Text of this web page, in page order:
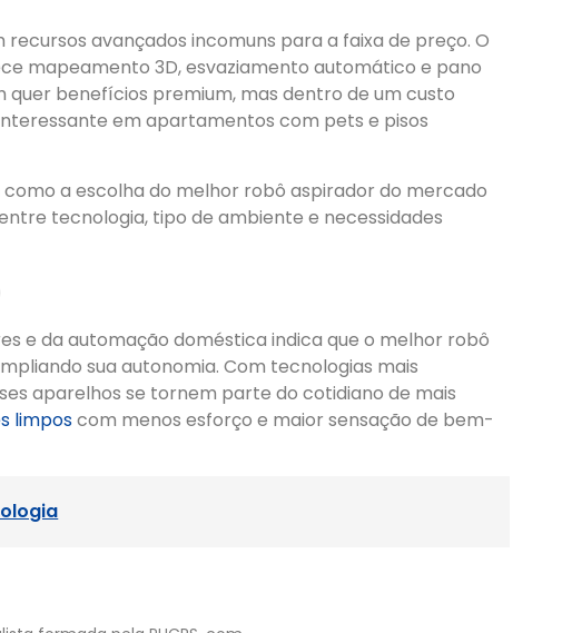
avançados incomuns para a faixa de preço. O
mapeamento 3D, esvaziamento automático e pano
quer benefícios premium, mas dentro de um custo
em apartamentos com pets e pisos
a escolha do melhor robô aspirador do mercado
tecnologia, tipo de ambiente e necessidades
e da automação doméstica indica que o melhor robô
sua autonomia. Com tecnologias mais
aparelhos se tornem parte do cotidiano de mais
limposcom menos esforço e maior sensação de bem-